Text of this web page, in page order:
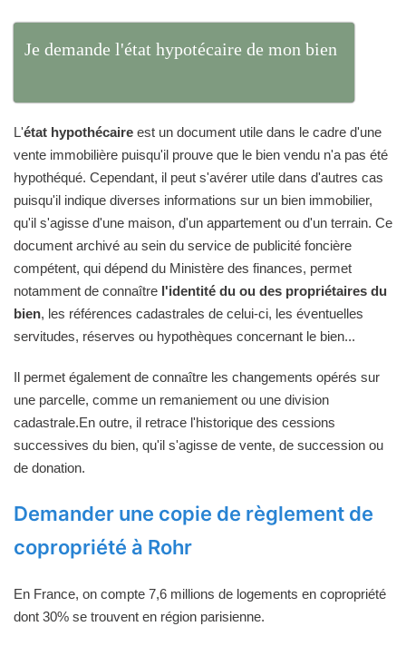
Je demande l'état hypotécaire de mon bien
L'état hypothécaire est un document utile dans le cadre d'une
vente immobilière puisqu'il prouve que le bien vendu n'a pas été
hypothéqué. Cependant, il peut s'avérer utile dans d'autres cas
puisqu'il indique diverses informations sur un bien immobilier,
qu'il s'agisse d'une maison, d'un appartement ou d'un terrain. Ce
document archivé au sein du service de publicité foncière
compétent, qui dépend du Ministère des finances, permet
notamment de connaître l'identité du ou des propriétaires du
bien, les références cadastrales de celui-ci, les éventuelles
servitudes, réserves ou hypothèques concernant le bien...
Il permet également de connaître les changements opérés sur
une parcelle, comme un remaniement ou une division
cadastrale.En outre, il retrace l'historique des cessions
successives du bien, qu'il s'agisse de vente, de succession ou
de donation.
Demander une copie de règlement de
copropriété à Rohr
En France, on compte 7,6 millions de logements en copropriété
dont 30% se trouvent en région parisienne.